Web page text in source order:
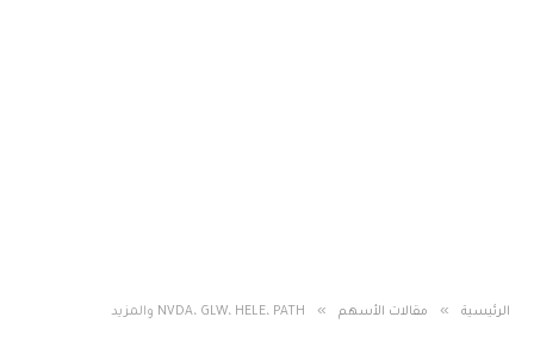
الرئيسية » مقالات الأسهم » NVDA، GLW، HELE، PATH والمزيد